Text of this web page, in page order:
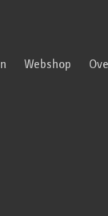
Webshop